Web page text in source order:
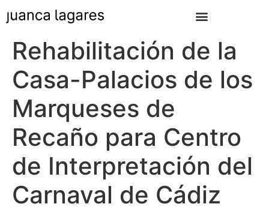
Rehabilitación de la
Casa-Palacios de los
Marqueses de
Recaño para Centro
de Interpretación del
Carnaval de Cádiz